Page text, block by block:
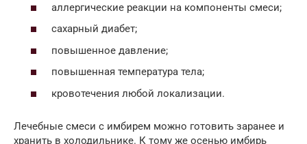
аллергические реакции на компоненты смеси;
сахарный диабет;
повышенное давление;
повышенная температура тела;
кровотечения любой локализации.
Лечебные смеси с имбирем можно готовить заранее и
хранить в холодильнике. К тому же осенью имбирь